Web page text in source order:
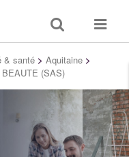
Toggle
search
Toggle
& santé > Aquitaine >
(SAS)